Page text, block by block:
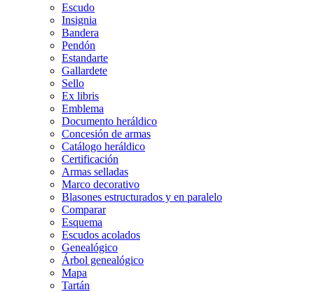
Escudo
Insignia
Bandera
Pendón
Estandarte
Gallardete
Sello
Ex libris
Emblema
Documento heráldico
Concesión de armas
Catálogo heráldico
Certificación
Armas selladas
Marco decorativo
Blasones estructurados y en paralelo
Comparar
Esquema
Escudos acolados
Genealógico
Árbol genealógico
Mapa
Tartán